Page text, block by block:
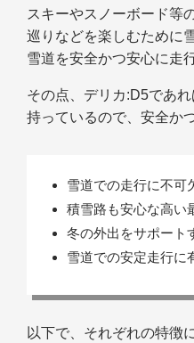
スキーやスノーボード等
巡りなどを楽しむために
雪道を安全かつ安心に走
その点、デリカ:D5であ
持っているので、安全か
雪道での走行に不可
積雪路も安心な高い
冬の外出をサポート
雪道での安定走行に
以下で、それぞれの特徴